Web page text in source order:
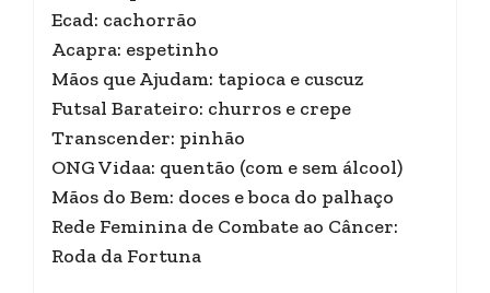
Ecad: cachorrão
Acapra: espetinho
Mãos que Ajudam: tapioca e cuscuz
Futsal Barateiro: churros e crepe
Transcender: pinhão
ONG Vidaa: quentão (com e sem álcool)
Mãos do Bem: doces e boca do palhaço
Rede Feminina de Combate ao Câncer:
Roda da Fortuna